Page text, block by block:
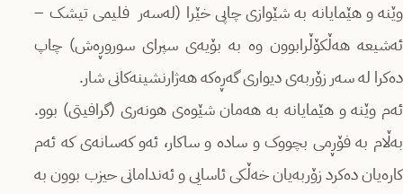
وێنە و هێمایانە بە شێوازی چاپی خێرا (لەسەر فلیمی تیشک –
ئەشیعە هەڵکۆڵرابوون وە بە بۆیەی سپرای سوروڕەش) چاپ
دەکرا لە سەر زۆربەی دیواری گەڕەکە هەژارنشینەکانی شار.
ئەم وێنە و هێمایانە بە هەمان شێوەی هونەری (گرافیتی) بوو.
بەڵام بە فۆڕمی بچووک و سادە و ساکار، ئەو کەسانەی کە ئەم
کارەیان دەکرد زۆربەیان خەڵکی ئاسایی و ئەندامانی حیزب بوون بە